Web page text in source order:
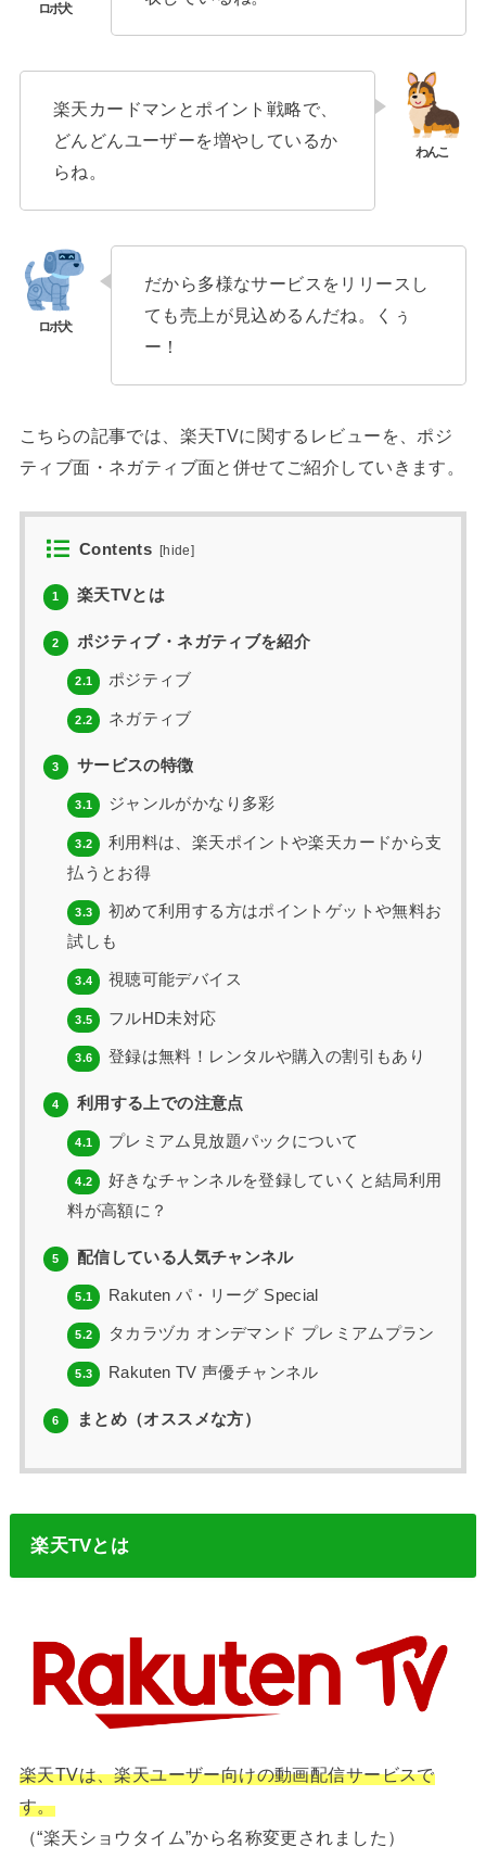
楽天カードマンとポイント戦略で、
どんどんユーザーを増やしているか
らね。
だから多様なサービスをリリースし
ても売上が見込めるんだね。くぅ
ー！
こちらの記事では、楽天TVに関するレビューを、ポジ
ティブ面・ネガティブ面と併せてご紹介していきます。
Contents [hide]
1 楽天TVとは
2 ポジティブ・ネガティブを紹介
2.1 ポジティブ
2.2 ネガティブ
3 サービスの特徴
3.1 ジャンルがかなり多彩
3.2
利用料は、楽天ポイントや楽天カードから支
払うとお得
3.3
初めて利用する方はポイントゲットや無料お
試しも
3.4 視聴可能デバイス
3.5 フルHD未対応
3.6 登録は無料！レンタルや購入の割引もあり
4 利用する上での注意点
4.1 プレミアム見放題パックについて
4.2
好きなチャンネルを登録していくと結局利用
料が高額に？
5 配信している人気チャンネル
5.1 Rakuten パ・リーグ Special
5.2 タカラヅカ オンデマンド プレミアムプラン
5.3 Rakuten TV 声優チャンネル
6 まとめ（オススメな方）
楽天TVとは
楽天TVは、楽天ユーザー向けの動画配信サービスで
す。
（“楽天ショウタイム”から名称変更されました）